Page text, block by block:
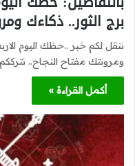
برج الثور.. ذكاءك
ومرونتك مفتاح النجاح..
أكمل القراءة »